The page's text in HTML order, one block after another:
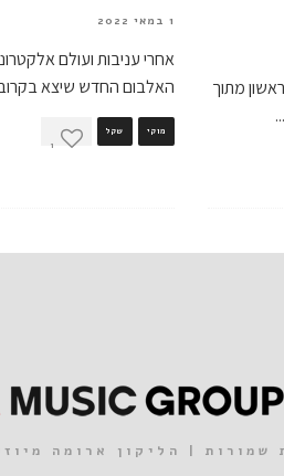
מתוך
...
1 במאי 2022
אחרי עניבות ועולם
האלבום החדש שיצא
מוקי שקל
1
| הליקון ארומה מיוזיק